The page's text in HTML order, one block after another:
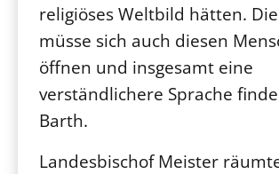
religiöses Weltbild hätten.
müsse sich auch diesen
öffnen und insgesamt eine
verständlichere Sprache
Barth.
Landesbischof Meister